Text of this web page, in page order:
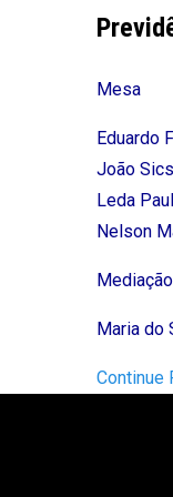
Mesa
Eduardo
João
Leda
Nelson
Mediação
Maria do
Continue